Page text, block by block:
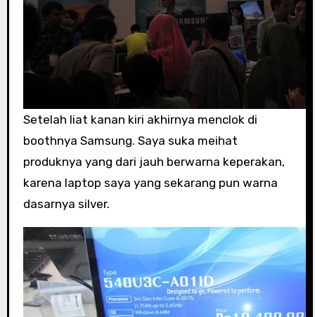
Setelah liat kanan kiri akhirnya menclok di
boothnya Samsung. Saya suka meihat
produknya yang dari jauh berwarna keperakan,
karena laptop saya yang sekarang pun warna
dasarnya silver.